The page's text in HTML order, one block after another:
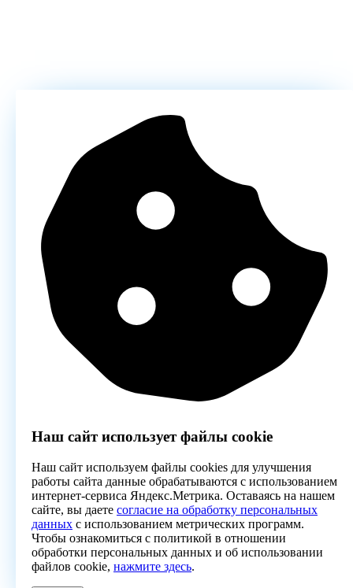
Наш сайт использует файлы cookie
Наш сайт используем файлы cookies для улучшения
работы сайта данные обрабатываются с использованием
интернет-сервиса Яндекс.Метрика. Оставаясь на нашем
сайте, вы даете согласие на обработку персональных
данных с использованием метрических программ.
Чтобы ознакомиться с политикой в отношении
обработки персональных данных и об использовании
файлов cookie, нажмите здесь.